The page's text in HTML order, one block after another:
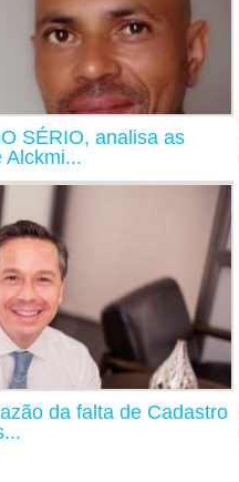
SÉRIO, analisa as
Alckmi...
da falta de Cadastro